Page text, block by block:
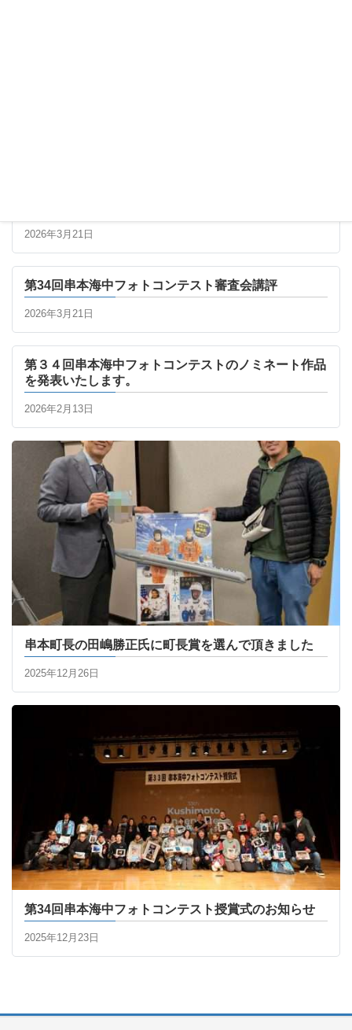
2026年3月21日
第34回串本海中フォトコンテスト審査会講評
2026年3月21日
第３４回串本海中フォトコンテストのノミネート作品
を発表いたします。
2026年2月13日
串本町長の田嶋勝正氏に町長賞を選んで頂きました
2025年12月26日
第34回串本海中フォトコンテスト授賞式のお知らせ
2025年12月23日